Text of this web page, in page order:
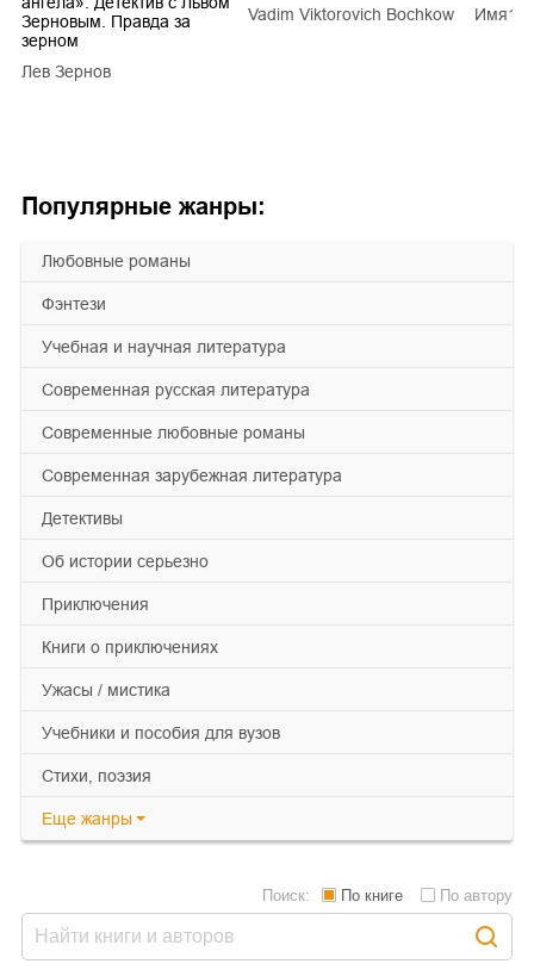
Популярные жанры:
любовные романы
фэнтези
учебная и научная литература
современная русская литература
современные любовные романы
современная зарубежная литература
детективы
об истории серьезно
приключения
книги о приключениях
ужасы / мистика
учебники и пособия для вузов
cтихи, поэзия
Еще жанры
Зерновым. Правда за
зерном
Лев Зернов
Vadim Viktorovich Bochkow
Имя1
Поиск: По книге По автору